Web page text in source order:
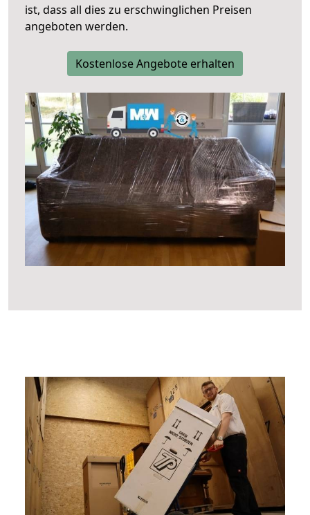
ist, dass all dies zu erschwinglichen Preisen
angeboten werden.
Kostenlose Angebote erhalten